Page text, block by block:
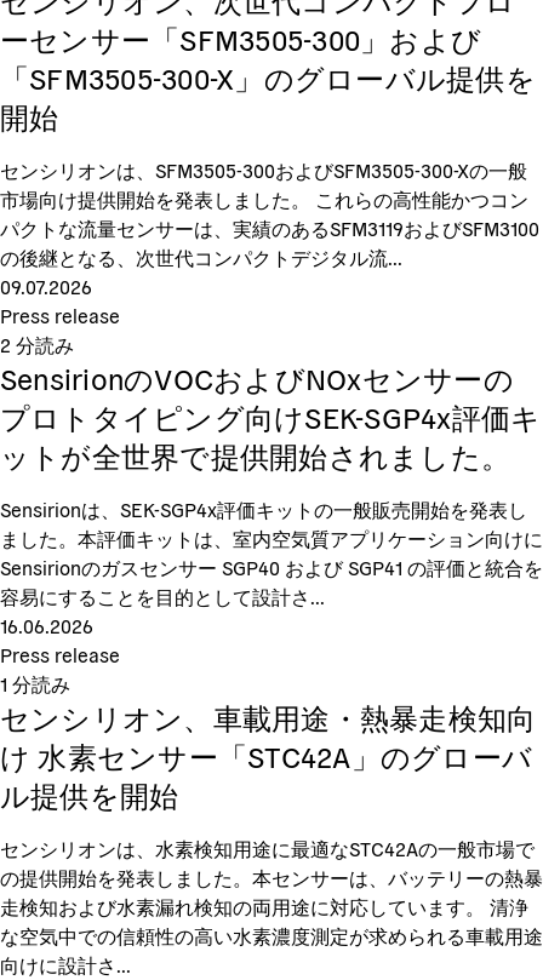
ーセンサー「SFM3505-300」および
「SFM3505-300-X」のグローバル提供を
開始
センシリオンは、SFM3505-300およびSFM3505-300-Xの一般
市場向け提供開始を発表しました。 これらの高性能かつコン
パクトな流量センサーは、実績のあるSFM3119およびSFM3100
の後継となる、次世代コンパクトデジタル流...
09.07.2026
Press release
2 分読み
SensirionのVOCおよびNOxセンサーの
プロトタイピング向けSEK-SGP4x評価キ
ットが全世界で提供開始されました。
Sensirionは、SEK-SGP4x評価キットの一般販売開始を発表し
ました。本評価キットは、室内空気質アプリケーション向けに
Sensirionのガスセンサー SGP40 および SGP41 の評価と統合を
容易にすることを目的として設計さ...
16.06.2026
Press release
1 分読み
センシリオン、車載用途・熱暴走検知向
け 水素センサー「STC42A」のグローバ
ル提供を開始
センシリオンは、水素検知用途に最適なSTC42Aの一般市場で
の提供開始を発表しました。本センサーは、バッテリーの熱暴
走検知および水素漏れ検知の両用途に対応しています。 清浄
な空気中での信頼性の高い水素濃度測定が求められる車載用途
向けに設計さ...